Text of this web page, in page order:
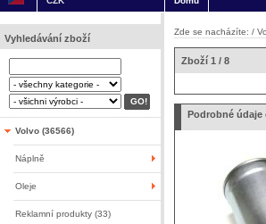
Vyhledávání zboží
Volvo (36566)
Náplně
Oleje
Reklamní produkty (33)
Zde se nacházíte: /
Zboží 1 / 8
Podrobné údaje